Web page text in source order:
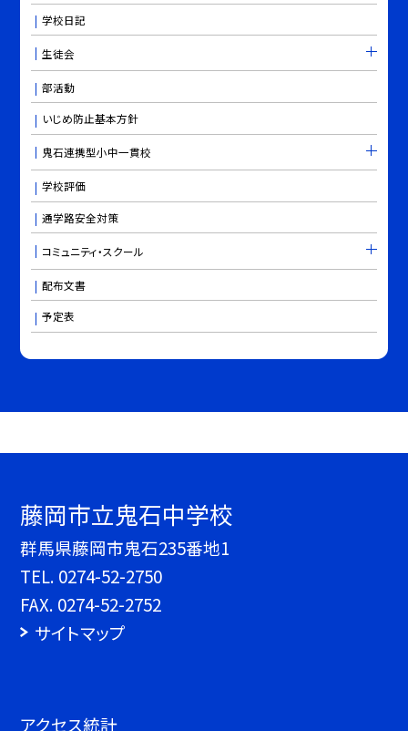
学校日記
生徒会
部活動
いじめ防止基本方針
鬼石連携型小中一貫校
学校評価
通学路安全対策
コミュニティ・スクール
配布文書
予定表
藤岡市立鬼石中学校
群馬県藤岡市鬼石235番地1
TEL. 0274-52-2750
FAX. 0274-52-2752
サイトマップ
アクセス統計